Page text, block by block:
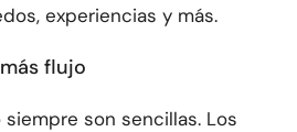
experiencias y más.
flujo
son sencillas. Los